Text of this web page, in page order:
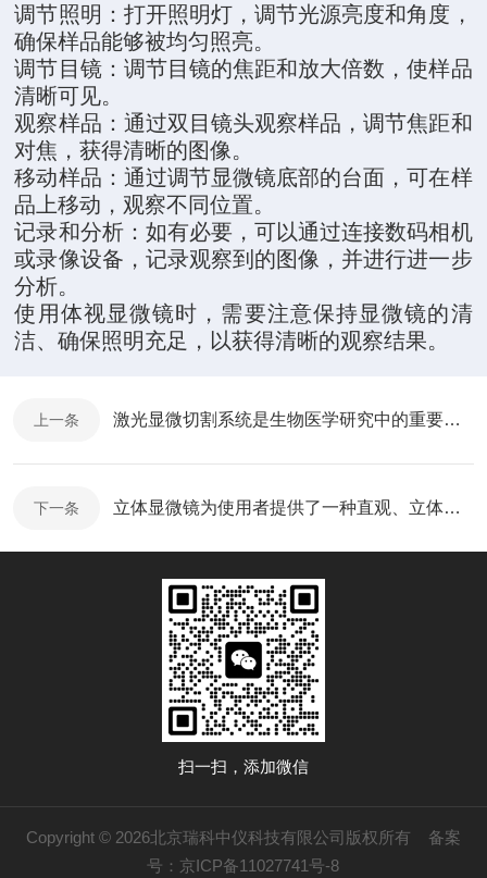
调节照明：打开照明灯，调节光源亮度和角度，
确保样品能够被均匀照亮。
调节目镜：调节目镜的焦距和放大倍数，使样品
清晰可见。
观察样品：通过双目镜头观察样品，调节焦距和
对焦，获得清晰的图像。
移动样品：通过调节显微镜底部的台面，可在样
品上移动，观察不同位置。
记录和分析：如有必要，可以通过连接数码相机
或录像设备，记录观察到的图像，并进行进一步
分析。
使用体视显微镜时，需要注意保持显微镜的清
洁、确保照明充足，以获得清晰的观察结果。
上一条 激光显微切割系统是生物医学研究中的重要工具
下一条 立体显微镜为使用者提供了一种直观、立体的观察体验
扫一扫，添加微信
Copyright © 2026北京瑞科中仪科技有限公司版权所有 备案
号：京ICP备11027741号-8